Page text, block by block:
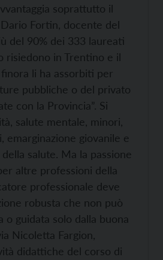
soprattutto il
Fortin, docente del
del 90% dei 333 laureati
risiedono in Trentino e il
li ha assorbiti per
pubbliche o del privato
con la Provincia”. Si
salute mentale, minori,
emarginazione giovanile e
salute. Ma la passione
altre professioni della
professionale deve
robusta che non può
o guidata solo dalla buona
Nicoletta Fargion,
didattiche del corso di